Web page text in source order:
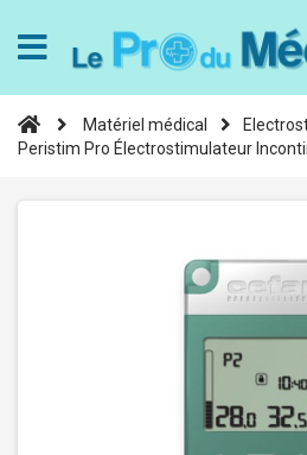
Matériel médical
Peristim Pro Électrostimulateur